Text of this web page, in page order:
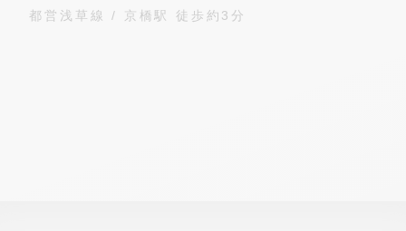
都営浅草線 / 京橋駅 徒歩約3分